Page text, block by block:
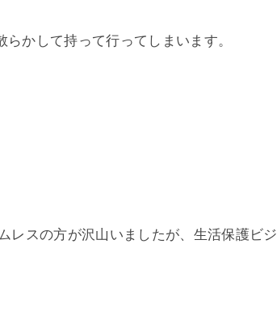
かして持って行ってしまいます。
レスの方が沢山いましたが、生活保護ビジ